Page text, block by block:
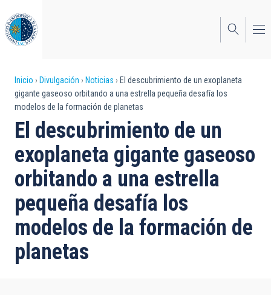
al
contenido
principal
Sobrescribir
enlaces
de
ayuda
a
la
navegación
Inicio Divulgación Noticias
El descubrimiento de un exoplaneta
gigante gaseoso orbitando a una estrella pequeña desafía los
modelos de la formación de planetas
El descubrimiento de un
exoplaneta gigante gaseoso
orbitando a una estrella
pequeña desafía los
modelos de la formación de
planetas